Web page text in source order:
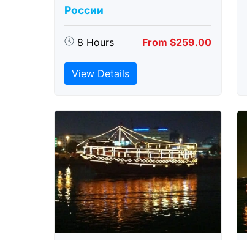
России
8 Hours From $259.00
View Details